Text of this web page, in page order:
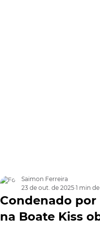
Condenado
na Boate Kiss
Saimon Ferreira
23 de out. de 2025 1 min